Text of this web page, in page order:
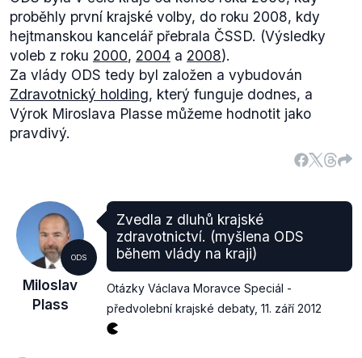
proběhly první krajské volby, do roku 2008, kdy
hejtmanskou kancelář přebrala ČSSD. (Výsledky
voleb z roku 2000, 2004 a 2008).
Za vlády ODS tedy byl založen a vybudován
Zdravotnický holding, který funguje dodnes, a
Výrok Miroslava Plasse můžeme hodnotit jako
pravdivý.
ODS
Miloslav
Plass
Zvedla z dluhů krajské
zdravotnictví. (myšlena ODS
během vlády na kraji)
Otázky Václava Moravce Speciál -
předvolební krajské debaty, 11. září 2012